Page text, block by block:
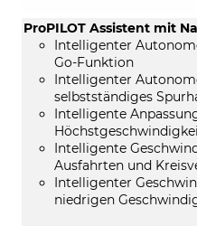
ProPILOT Assistent mit
Intelligenter
Go-Funktion
Intelligenter
selbstständiges
Intelligente
Intelligente
Ausfahrten und
Intelligenter
niedrigen